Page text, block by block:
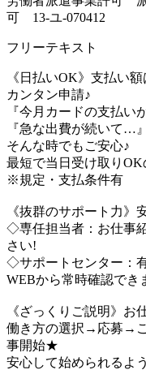
可 13-ユ-070412
フリーテキスト
《日払いOK》支払い
カンタン申請♪
『今月カードの支払い
『急な出費が続いて…』
そんな時でもご安心♪
最短で当日受け取りOK
※規定・支払条件有
《抜群のサポート力
◇専任担当者：お仕事
さい!
◇サポートセンター：
WEBから常時確認でき
《ざっくりご説明》お
働き方の選択→応募→
事開始★
安心して始められるよ